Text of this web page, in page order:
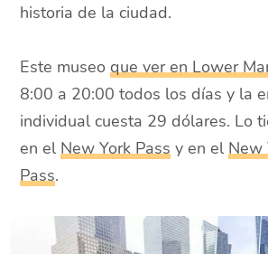
historia de la ciudad.
Este museoque ver en Lower
8:00 a 20:00 todos los días y la
individual cuesta 29 dólares. Lo
en el New York Pass y en el New
Pass.